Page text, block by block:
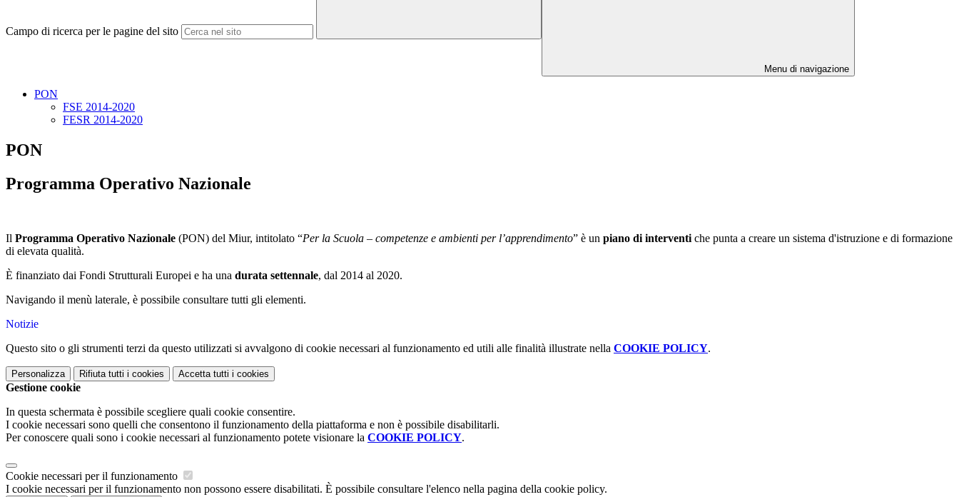
Campo di ricerca per le pagine del sito
Menu di navigazione
PON
FSE 2014-2020
FESR 2014-2020
PON
Programma Operativo Nazionale
Il Programma Operativo Nazionale (PON) del Miur, intitolato “Per la Scuola – competenze e ambienti per l’apprendimento” è un piano di interventi che punta a creare un sistema d'istruzione e di formazione
di elevata qualità.
È finanziato dai Fondi Strutturali Europei e ha una durata settennale, dal 2014 al 2020.
Navigando il menù laterale, è possibile consultare tutti gli elementi.
Notizie
Questo sito o gli strumenti terzi da questo utilizzati si avvalgono di cookie necessari al funzionamento ed utili alle finalità illustrate nella COOKIE POLICY.
Personalizza Rifiuta tutti i cookies Accetta tutti i cookies
Gestione cookie
In questa schermata è possibile scegliere quali cookie consentire.
I cookie necessari sono quelli che consentono il funzionamento della piattaforma e non è possibile disabilitarli.
Per conoscere quali sono i cookie necessari al funzionamento potete visionare la COOKIE POLICY.
Cookie necessari per il funzionamento
I cookie necessari per il funzionamento non possono essere disabilitati. È possibile consultare l'elenco nella pagina della cookie policy.